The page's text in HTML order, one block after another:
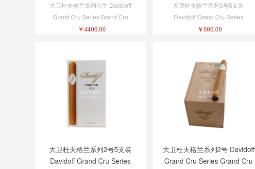
Toro
大卫杜夫格兰系列公牛 Davidoff
Grand Cru Series Grand Cru
Toro
￥ 4400.00
Grand Cru No. 5 5-Pack 1/5
大卫杜夫格兰系列5号5支装
Davidoff Grand Cru Series
Grand Cru No. 5 5-Pack 1/5
￥ 680.00
大卫杜夫格兰系列2号5支装
Davidoff Grand Cru Series
大卫杜夫格兰系列2号 Davidoff
Grand Cru Series Grand Cru